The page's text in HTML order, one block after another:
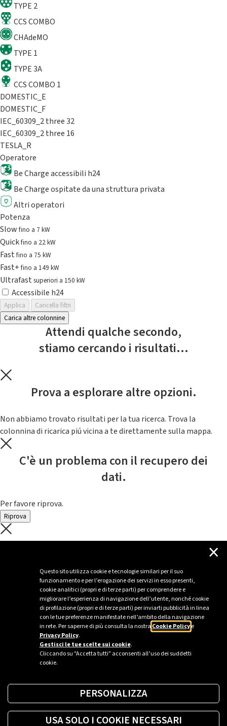
Questo sito utilizza cookie e tecnologie similari per il suo
funzionamento e per l’erogazione dei servizi in esso presenti,
cookie analitici (propri e di terze parti) per comprendere e
migliorare l’esperienza di navigazione dell’utente, nonché cookie
di profilazione (propri e di terze parti) per inviarti pubblicità in linea
con le tue preferenze manifestate nell’ambito della navigazione
in rete. Per saperne di più consulta la nostra Cookie Policye
Privacy Policy.
Gestisci le tue scelte sui cookie.
Cliccando su "Accetta tutti" acconsenti all’uso dei suddetti
cookie.
×
PERSONALIZZA
USA SOLO I COOKIE NECESSARI
TYPE 2
CCS COMBO
CHAdeMO
TYPE 1
TYPE 3A
CCS COMBO 1
DOMESTIC_E
DOMESTIC_F
IEC_60309_2 three 32
IEC_60309_2 three 16
TESLA_R
Operatore
Be Charge accessibili h24
Be Charge ospitate da una struttura privata
Altri operatori
Potenza
Slowfino a 7 kW
Quickfino a 22 kW
Fastfino a 75 kW
Fast+fino a 149 kW
Ultrafast superiori a 150 kW
Accessibile h24
Applica
Cancella filtri
Carica altre colonnine
Attendi qualche secondo,
stiamo cercando i risultati...
Prova a esplorare altre opzioni.
Non abbiamo trovato risultati per la tua ricerca. Trova la
colonnina di ricarica piú vicina a te direttamente sulla mappa.
C'è un problema con il recupero dei
dati.
Per favore riprova.
Riprova
C'è un problema con il recupero dei
Per favore riprova piú tardi
Sei un’azienda o una PA?
Trova la soluzione più giusta per te.
Richiedi una colonnina